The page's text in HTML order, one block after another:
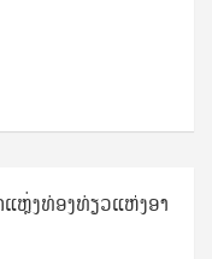
ແຫຼ່ງທ່ອງທ່ຽວແຫ່ງອາ